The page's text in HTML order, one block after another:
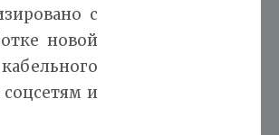
с
новой
и